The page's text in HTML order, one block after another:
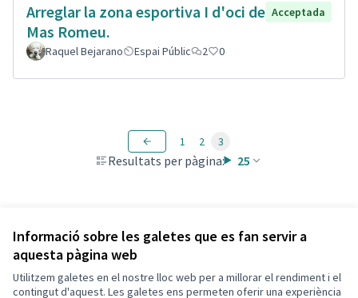
Informació sobre les galetes que es fan servir a
aquesta pàgina web
Utilitzem galetes en el nostre lloc web per a millorar el rendiment i el
contingut d'aquest. Les galetes ens permeten oferir una experiència
Arreglar la zona esportiva I d'oci de
Mas Romeu.
Acceptada
Raquel Bejarano Espai Públic 2 0
Resultats per pàgina: 25
1 2 3
Veure totes les propostes retirades
Termes i condicions d'ús
Configuració de les galetes